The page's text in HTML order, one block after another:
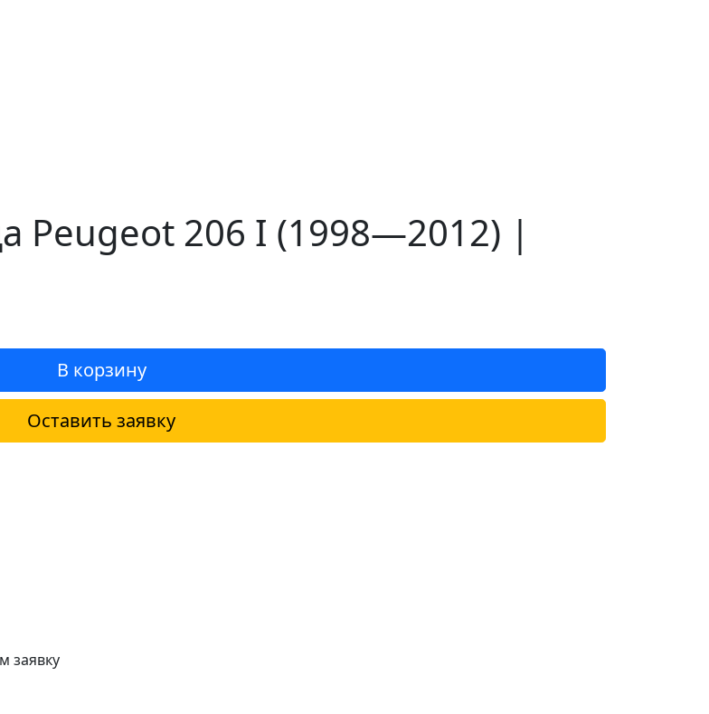
Peugeot 206 I (1998—2012) |
В корзину
Оставить заявку
заявку